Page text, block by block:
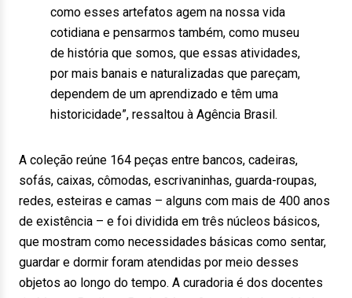
como esses artefatos agem na nossa vida
cotidiana e pensarmos também, como museu
de história que somos, que essas atividades,
por mais banais e naturalizadas que pareçam,
dependem de um aprendizado e têm uma
historicidade”, ressaltou à Agência Brasil.
A coleção reúne 164 peças entre bancos, cadeiras,
sofás, caixas, cômodas, escrivaninhas, guarda-roupas,
redes, esteiras e camas – alguns com mais de 400 anos
de existência – e foi dividida em três núcleos básicos,
que mostram como necessidades básicas como sentar,
guardar e dormir foram atendidas por meio desses
objetos ao longo do tempo. A curadoria é dos docentes